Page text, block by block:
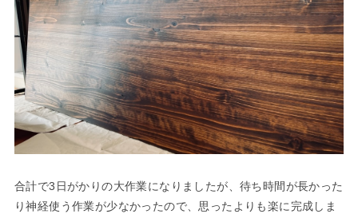
合計で3日がかりの大作業になりましたが、待ち時間が長かった
り神経使う作業が少なかったので、思ったよりも楽に完成しま